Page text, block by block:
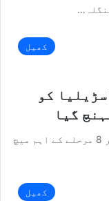
کھیل
کو
گیا
آئی سی سی مینز ٹی ٹوئنٹی ورلڈکپ میں سپر 8 مرحلے کے اہم میچ
کھیل